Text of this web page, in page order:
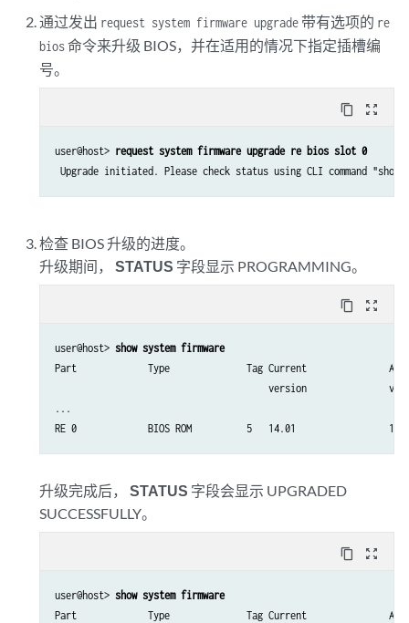
通过发出 request system firmware upgrade带有选项的 re
bios命令来升级 BIOS，并在适用的情况下指定插槽编
号。
content_copy zoom_out_map
user@host> request system firmware upgrade re bios slot 0
Upgrade initiated. Please check status using CLI command "show
检查 BIOS 升级的进度。
升级期间，STATUS 字段显示 PROGRAMMING。
content_copy zoom_out_map
user@host> show system firmware
Part             Type              Tag Current
version
...
RE 0             BIOS ROM          5   14.01                 19.01
升级完成后，STATUS 字段会显示 UPGRADED
SUCCESSFULLY。
content_copy zoom_out_map
user@host> show system firmware
Part             Type              Tag Current